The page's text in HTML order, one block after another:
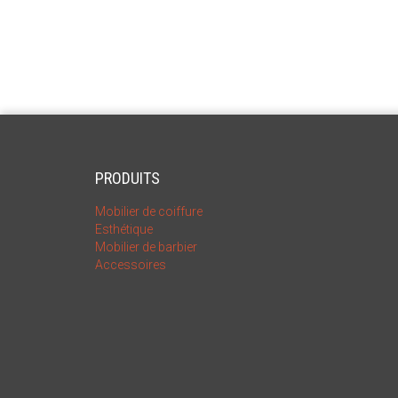
PRODUITS
Mobilier de coiffure
Esthétique
Mobilier de barbier
Accessoires